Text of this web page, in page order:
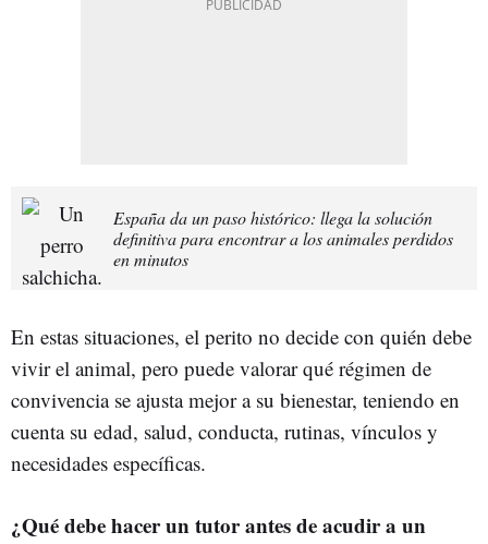
España da un paso histórico: llega la solución
definitiva para encontrar a los animales perdidos
en minutos
En estas situaciones, el perito no decide con quién debe
vivir el animal, pero puede valorar qué régimen de
convivencia se ajusta mejor a su bienestar, teniendo en
cuenta su edad, salud, conducta, rutinas, vínculos y
necesidades específicas.
¿Qué debe hacer un tutor antes de acudir a un